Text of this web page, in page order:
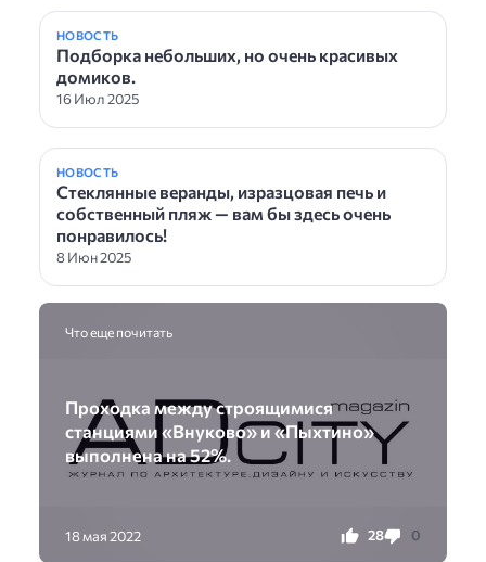
НОВОСТЬ
Подборка небольших, но очень красивых
домиков.
16 Июл 2025
НОВОСТЬ
Стеклянные веранды, изразцовая печь и
собственный пляж — вам бы здесь очень
понравилось!
8 Июн 2025
Что еще почитать
Проходка между строящимися
станциями «Внуково» и «Пыхтино»
выполнена на 52%.
18 мая 2022 28 0